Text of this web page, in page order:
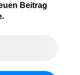
Beitrag
.